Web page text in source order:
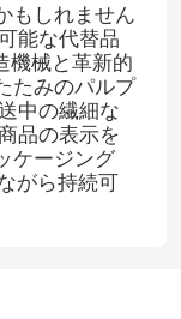
もしれません
能な代替品
機械と革新的
たみのパルプ
中の繊細な
品の表示を
ケージング
がら持続可